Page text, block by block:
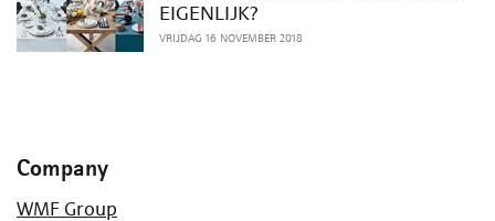
EIGENLIJK?
VRIJDAG 16 NOVEMBER 2018
Company
WMF Group